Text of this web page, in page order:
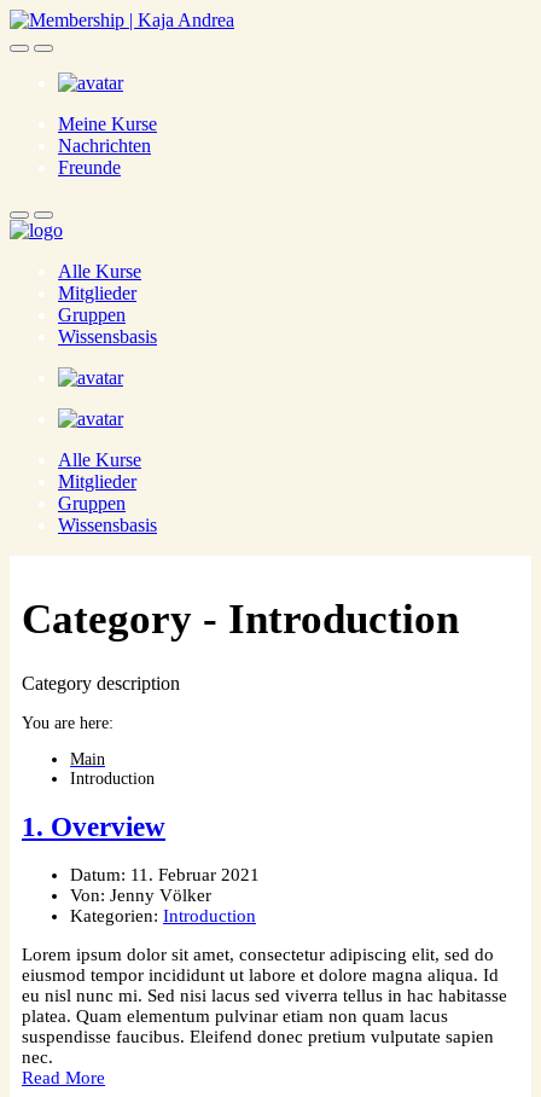
Skip
to
content
Meine Kurse
Nachrichten
Freunde
Alle Kurse
Mitglieder
Gruppen
Wissensbasis
Alle Kurse
Mitglieder
Gruppen
Wissensbasis
Category - Introduction
Category description
You are here:
Main
Introduction
1. Overview
Datum: 11. Februar 2021
Von: Jenny Völker
Kategorien: Introduction
Lorem ipsum dolor sit amet, consectetur adipiscing elit, sed do
eiusmod tempor incididunt ut labore et dolore magna aliqua. Id
eu nisl nunc mi. Sed nisi lacus sed viverra tellus in hac habitasse
platea. Quam elementum pulvinar etiam non quam lacus
suspendisse faucibus. Eleifend donec pretium vulputate sapien
nec.
Read More